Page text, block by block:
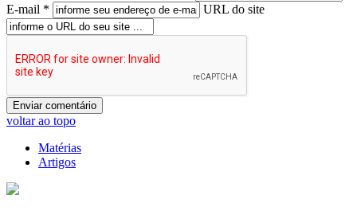
E-mail *
URL do site
voltar ao topo
Matérias
Artigos